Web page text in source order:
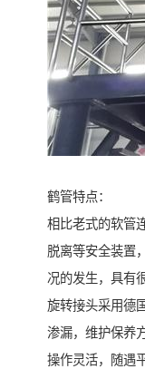
鹤管特点：
相比老式的软管
脱离等安全装置
况的发生，具有
旋转接头采用德
渗漏，维护保养
操作灵活，随遇